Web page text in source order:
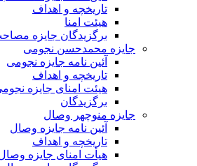
تاریخچه و اهداف
هیئت امنا
برگزیدگان جایزه
جایزه محمدحسن نجومی
آئین نامه جایزه نجومی
تاریخچه و اهداف
هیئت امنای جایزه
برگزیدگان
جایزه منوچهر وصال
آئین نامه جایزه وصال
تاریخچه و اهداف
هیأت امنای جایزه